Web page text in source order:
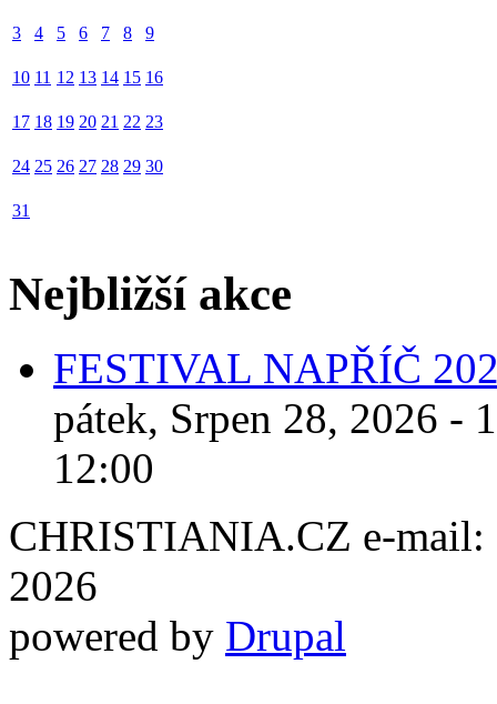
3 4 5 6 7 8 9
10 11 12 13 14 15 16
17 18 19 20 21 22 23
24 25 26 27 28 29 30
31
Nejbližší akce
FESTIVAL NAPŘÍČ
pátek, Srpen 28, 2026 -
12:00
CHRISTIANIA.CZ e-mail:
2026
powered by Drupal